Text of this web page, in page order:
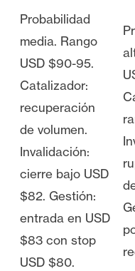
Probabilidad
media. Rango
USD $90-95.
Catalizador:
recuperación
de volumen.
Invalidación:
cierre bajo USD
$82. Gestión:
entrada en USD
$83 con stop
USD $80.